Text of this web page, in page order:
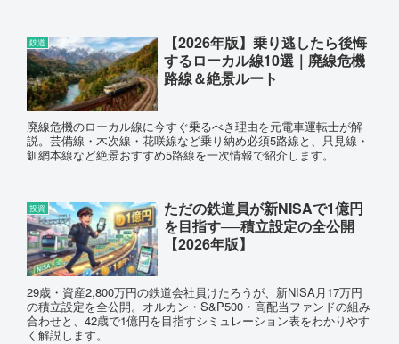
鉄道
【2026年版】乗り逃したら後悔
するローカル線10選｜廃線危機
路線＆絶景ルート
廃線危機のローカル線に今すぐ乗るべき理由を元電車運転士が解
説。芸備線・木次線・花咲線など乗り納め必須5路線と、只見線・
釧網本線など絶景おすすめ5路線を一次情報で紹介します。
投資
ただの鉄道員が新NISAで1億円
を目指す──積立設定の全公開
【2026年版】
29歳・資産2,800万円の鉄道会社員けたろうが、新NISA月17万円
の積立設定を全公開。オルカン・S&P500・高配当ファンドの組み
合わせと、42歳で1億円を目指すシミュレーション表をわかりやす
く解説します。